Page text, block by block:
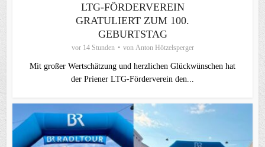
LTG-FÖRDERVEREIN
GRATULIERT ZUM 100.
GEBURTSTAG
vor 14 Stunden von Anton Hötzelsperger
Mit großer Wertschätzung und herzlichen Glückwünschen hat
der Priener LTG‑Förderverein den...